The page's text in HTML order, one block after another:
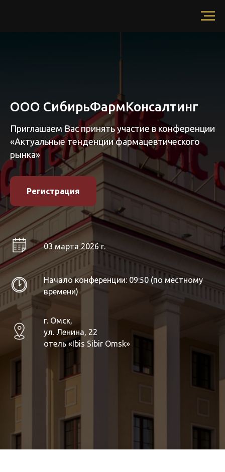
ООО СибирьФармКонсалтинг
Приглашаем Вас принять участие в конференции
«Актуальные тенденции фармацевтического
рынка»
Регистрация
03 марта 2026 г.
Начало конференции: 09:50 (по местному
времени)
г. Омск,
ул. Ленина, 22
отель «Ibis Sibir Omsk»